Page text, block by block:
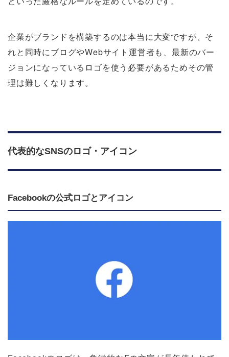
企業がブランドを構築するのは本当に大変ですが、そ
れと同時にブログやWebサイト運営者も、最新のバー
ジョンになっているロゴを使う必要があるためその管
理は難しくなります。
代表的なSNSのロゴ・アイコン
Facebookの公式ロゴとアイコン